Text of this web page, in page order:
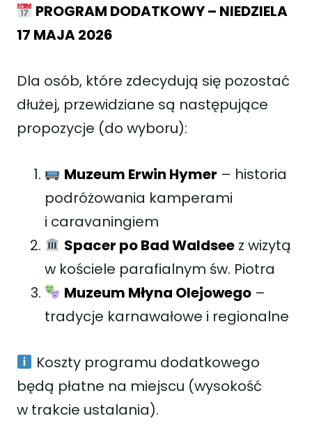
PROGRAM DODATKOWY – NIEDZIELA
17 MAJA 2026
Dla osób, które zdecydują się pozostać
dłużej, przewidziane są następujące
propozycje (do wyboru):
Muzeum Erwin Hymer – historia
podróżowania kamperami
i caravaningiem
Spacer po Bad Waldseez wizytą
w kościele parafialnym św. Piotra
Muzeum Młyna Olejowego–
tradycje karnawałowe i regionalne
Koszty programu dodatkowego
będą płatne na miejscu (wysokość
w trakcie ustalania).